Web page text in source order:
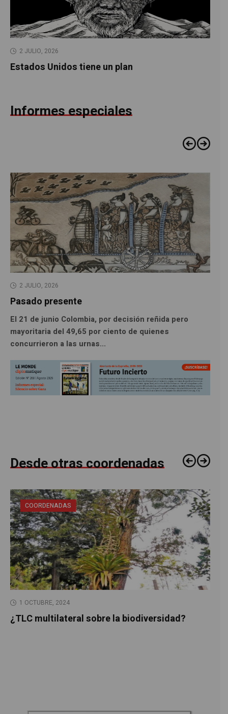
2 JULIO, 2026
Estados Unidos tiene un plan
Informes especiales
2 JULIO, 2026
Pasado presente
El 21 de junio Colombia, por decisión reñida pero
mayoritaria del 49,65 por ciento de quienes
concurrieron a las urnas...
Desde otras coordenadas
COORDENADAS
1 OCTUBRE, 2024
¿TLC multilateral sobre la biodiversidad?